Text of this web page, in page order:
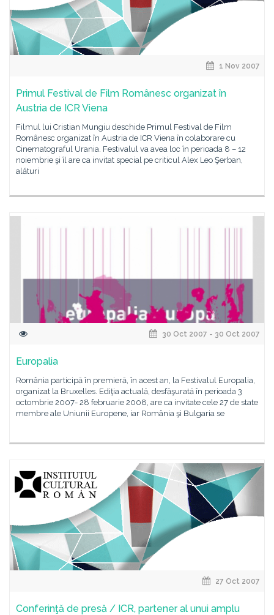
1 Nov 2007
Primul Festival de Film Românesc organizat în
Austria de ICR Viena
Filmul lui Cristian Mungiu deschide Primul Festival de Film
Românesc organizat în Austria de ICR Viena în colaborare cu
Cinematograful Urania. Festivalul va avea loc în perioada 8 – 12
noiembrie şi îl are ca invitat special pe criticul Alex Leo Şerban,
alături
30 Oct 2007 - 30 Oct 2007
Europalia
România participă în premieră, în acest an, la Festivalul Europalia,
organizat la Bruxelles. Ediţia actuală, desfăşurată în perioada 3
octombrie 2007- 28 februarie 2008, are ca invitate cele 27 de state
membre ale Uniunii Europene, iar România şi Bulgaria se
27 Oct 2007
Conferinţă de presă / ICR, partener al unui amplu